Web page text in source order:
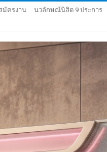
มัครงาน นวลักษณ์นิสิต 9 ประการ